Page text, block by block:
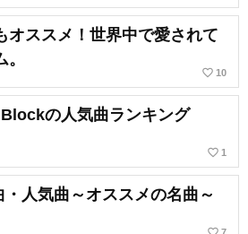
オススメ！世界中で愛されて
favorite_border 10
の人気曲ランキング
favorite_border 1
人気曲～オススメの名曲～